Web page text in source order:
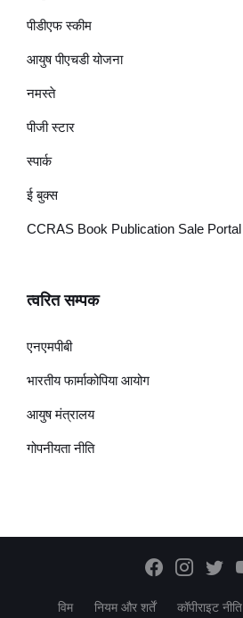
पीडीएफ स्कीम
आयुष पीएचडी योजना
नमस्ते
पीजी स्टार
स्पार्क
ई बुक्स
CCRAS Book Publication Sale Portal
त्वरित सम्पक
एनएमपीबी
भारतीय फार्माकोपिया आयोग
आयुष मंत्रालय
गोपनीयता नीति
विम नियम और शर्तें कॉपीराइट नीति